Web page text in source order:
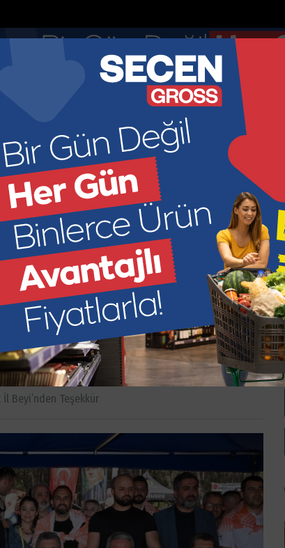
Anketler Nöbetçi Eczaneler
DOLAR
47.7436
EURO
55.251
GR ALTIN
6660.5
EKONOMİ KÜLTÜR SANAT SAĞLIK SPOR
teşekkür
İl Beyi’nden Teşekkür